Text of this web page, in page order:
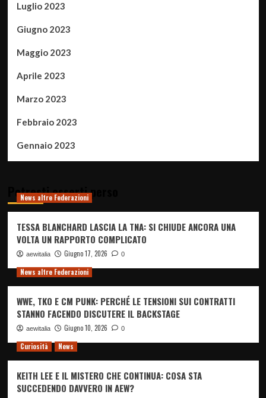
Luglio 2023
Giugno 2023
Maggio 2023
Aprile 2023
Marzo 2023
Febbraio 2023
Gennaio 2023
Potresti esserti perso
News altre Federazioni
TESSA BLANCHARD LASCIA LA TNA: SI CHIUDE ANCORA UNA
VOLTA UN RAPPORTO COMPLICATO
aewitalia Giugno 17, 2026 0
News altre Federazioni
WWE, TKO E CM PUNK: PERCHÉ LE TENSIONI SUI CONTRATTI
STANNO FACENDO DISCUTERE IL BACKSTAGE
aewitalia Giugno 10, 2026 0
Curiosità News
KEITH LEE E IL MISTERO CHE CONTINUA: COSA STA
SUCCEDENDO DAVVERO IN AEW?